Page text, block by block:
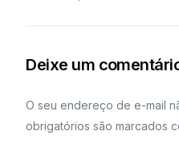
Deixe um
O seu endereço de e-mail
obrigatórios são marcados